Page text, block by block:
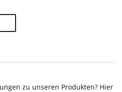
zu unseren Produkten? Hier